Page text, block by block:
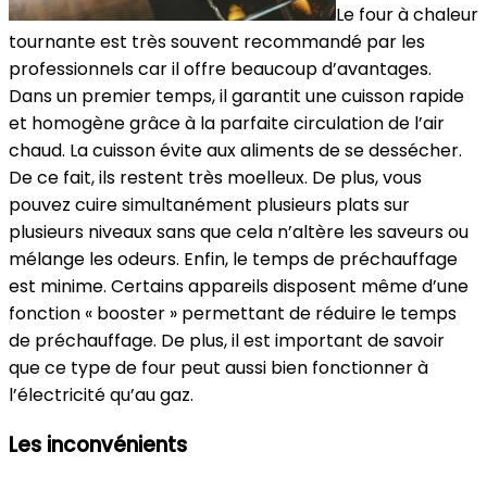
Le four à chaleur
tournante est très souvent recommandé par les
professionnels car il offre beaucoup d’avantages.
Dans un premier temps, il garantit une cuisson rapide
et homogène grâce à la parfaite circulation de l’air
chaud. La cuisson évite aux aliments de se dessécher.
De ce fait, ils restent très moelleux. De plus, vous
pouvez cuire simultanément plusieurs plats sur
plusieurs niveaux sans que cela n’altère les saveurs ou
mélange les odeurs. Enfin, le temps de préchauffage
est minime. Certains appareils disposent même d’une
fonction « booster » permettant de réduire le temps
de préchauffage. De plus, il est important de savoir
que ce type de four peut aussi bien fonctionner à
l’électricité qu’au gaz.
Les inconvénients